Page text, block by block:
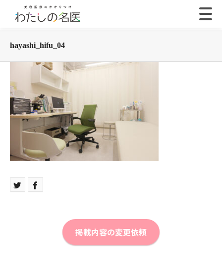
hayashi_hifu_04
掲載内容の変更依頼